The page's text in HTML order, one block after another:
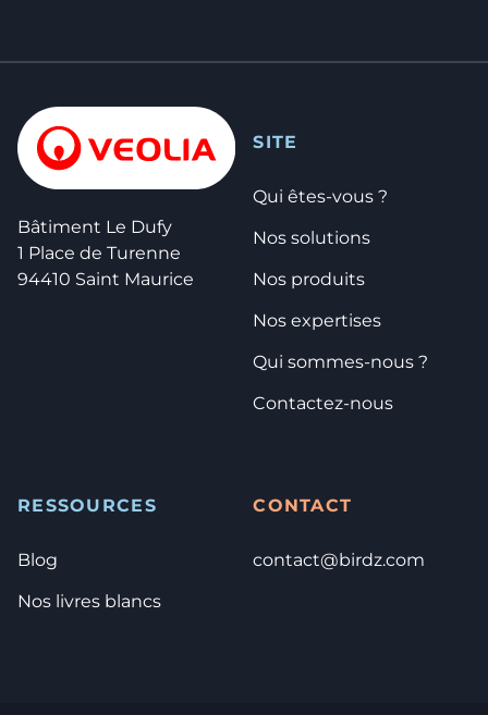
Bâtiment Le Dufy
1 Place de Turenne
94410 Saint Maurice
SITE
Qui êtes-vous ?
Nos solutions
Nos produits
Nos expertises
Qui sommes-nous ?
Contactez-nous
RESSOURCES
Blog
Nos livres blancs
CONTACT
contact@birdz.com